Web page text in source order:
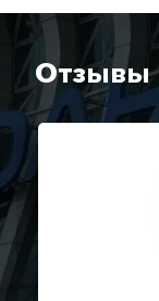
Отзывы